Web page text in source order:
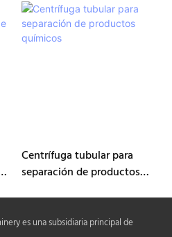
Centrífuga tubular para
separación de productos
es una subsidiaria principal de